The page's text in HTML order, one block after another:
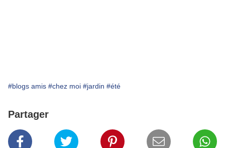
#blogs amis #chez moi #jardin #été
Partager